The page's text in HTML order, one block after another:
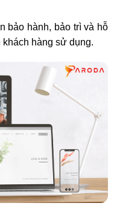
bảo hành, bảo trì và hỗ
khách hàng sử dụng.